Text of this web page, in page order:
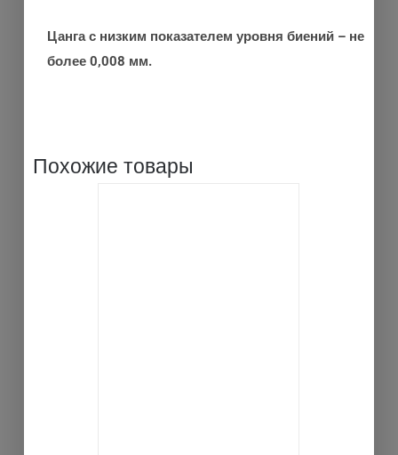
Цанга с низким показателем уровня биений – не
более 0,008 мм.
Похожие товары